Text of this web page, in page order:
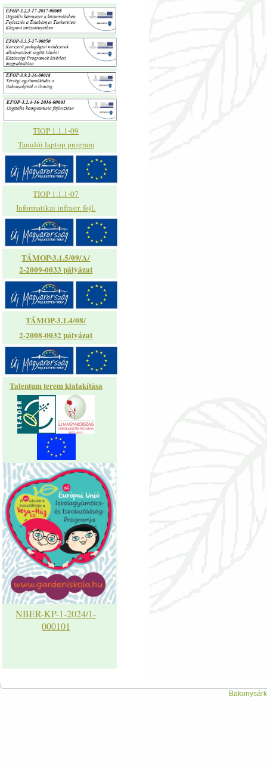
TIOP 1.1.1-09
Tanulói laptop program
TIOP 1.1.1-07
Informatikai infrastr. fejl.
TÁMOP-3.1.5/09/A/
2-2009-0033 pályázat
TÁMOP-3.1.4/08/
2-2008-0032 pályázat
Talentum terem kialakítása
NBER-KP-1-2024/1-
000101